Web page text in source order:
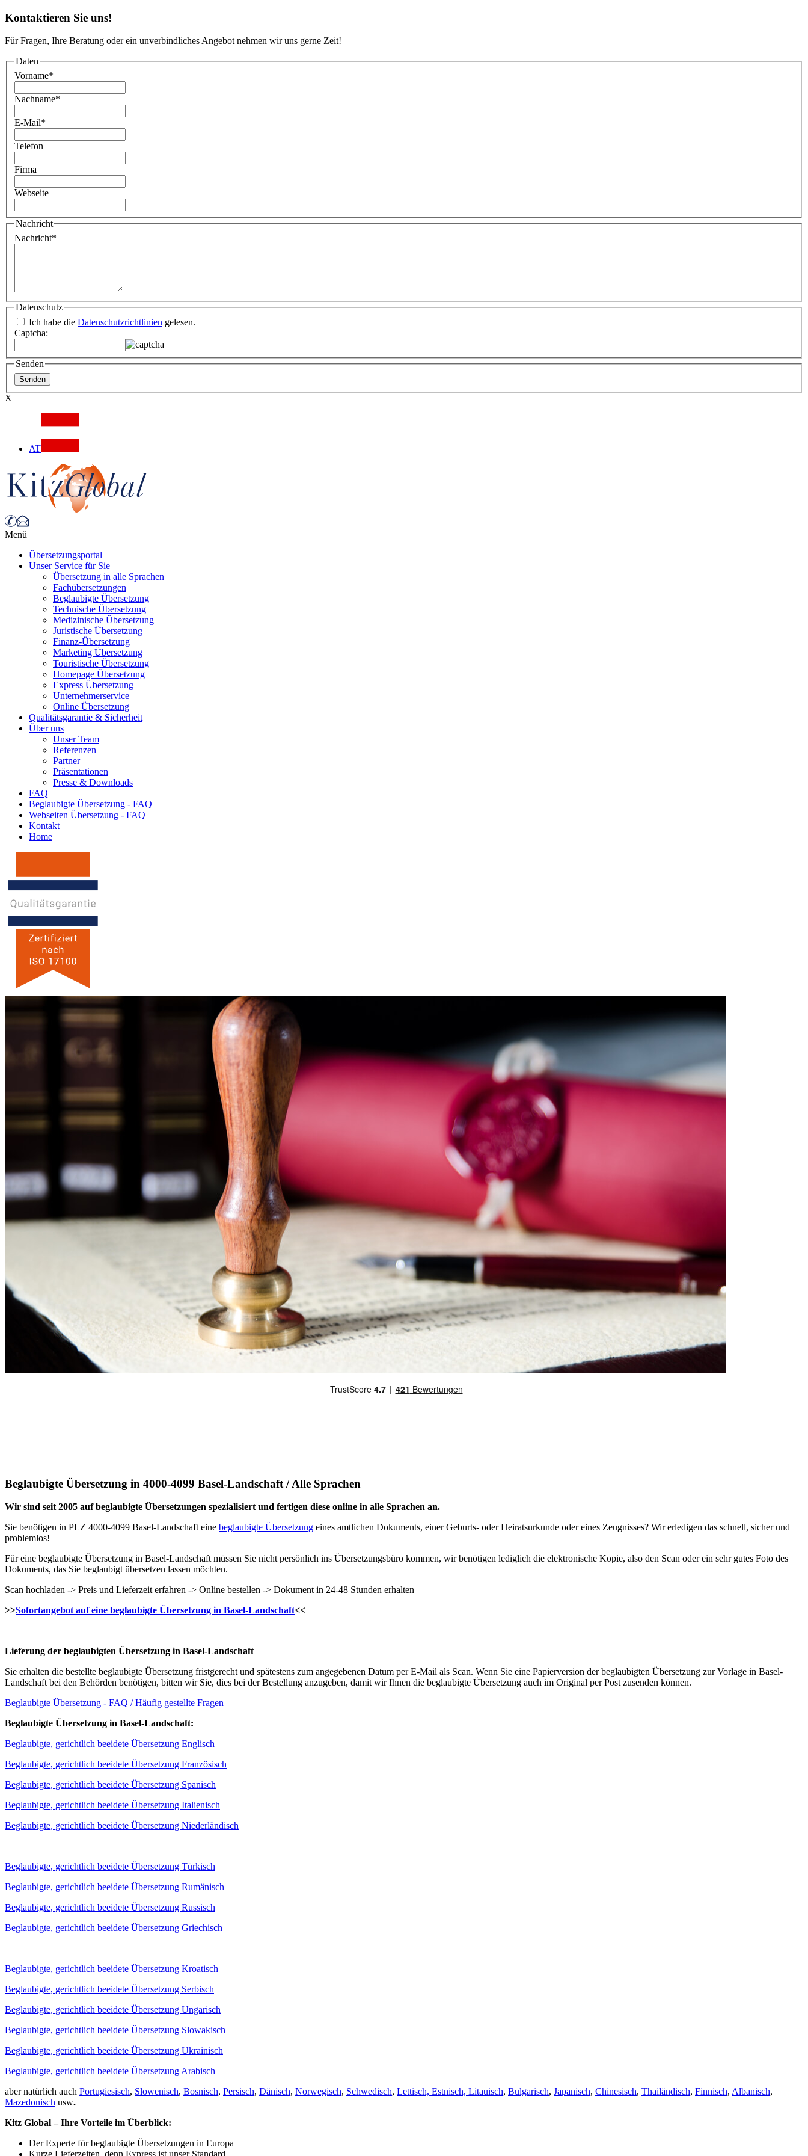
Kontaktieren Sie uns!
Für Fragen, Ihre Beratung oder ein unverbindliches Angebot nehmen wir uns gerne Zeit!
Daten
Vorname*
Nachname*
E-Mail*
Telefon
Firma
Webseite
Nachricht
Nachricht*
Datenschutz
Ich habe die Datenschutzrichtlinien gelesen.
Captcha:
Senden
X
AT
Menü
Übersetzungsportal
Unser Service für Sie
Übersetzung in alle Sprachen
Fachübersetzungen
Beglaubigte Übersetzung
Technische Übersetzung
Medizinische Übersetzung
Juristische Übersetzung
Finanz-Übersetzung
Marketing Übersetzung
Touristische Übersetzung
Homepage Übersetzung
Express Übersetzung
Unternehmerservice
Online Übersetzung
Qualitätsgarantie & Sicherheit
Über uns
Unser Team
Referenzen
Partner
Präsentationen
Presse & Downloads
FAQ
Beglaubigte Übersetzung - FAQ
Webseiten Übersetzung - FAQ
Kontakt
Home
Beglaubigte Übersetzung in 4000-4099 Basel-Landschaft / Alle Sprachen
Wir sind seit 2005 auf beglaubigte Übersetzungen spezialisiert und fertigen diese online in alle Sprachen an.
Sie benötigen in PLZ 4000-4099 Basel-Landschaft eine beglaubigte Übersetzung eines amtlichen Dokuments, einer Geburts- oder Heiratsurkunde oder eines Zeugnisses? Wir erledigen das schnell, sicher und
problemlos!
Für eine beglaubigte Übersetzung in Basel-Landschaft müssen Sie nicht persönlich ins Übersetzungsbüro kommen, wir benötigen lediglich die elektronische Kopie, also den Scan oder ein sehr gutes Foto des
Dokuments, das Sie beglaubigt übersetzen lassen möchten.
Scan hochladen -> Preis und Lieferzeit erfahren -> Online bestellen -> Dokument in 24-48 Stunden erhalten
>>Sofortangebot auf eine beglaubigte Übersetzung in Basel-Landschaft<<
Lieferung der beglaubigten Übersetzung in Basel-Landschaft
Sie erhalten die bestellte beglaubigte Übersetzung fristgerecht und spätestens zum angegebenen Datum per E-Mail als Scan. Wenn Sie eine Papierversion der beglaubigten Übersetzung zur Vorlage in Basel-
Landschaft bei den Behörden benötigen, bitten wir Sie, dies bei der Bestellung anzugeben, damit wir Ihnen die beglaubigte Übersetzung auch im Original per Post zusenden können.
Beglaubigte Übersetzung - FAQ / Häufig gestellte Fragen
Beglaubigte Übersetzung in Basel-Landschaft:
Beglaubigte, gerichtlich beeidete Übersetzung Englisch
Beglaubigte, gerichtlich beeidete Übersetzung Französisch
Beglaubigte, gerichtlich beeidete Übersetzung Spanisch
Beglaubigte, gerichtlich beeidete Übersetzung Italienisch
Beglaubigte, gerichtlich beeidete Übersetzung Niederländisch
Beglaubigte, gerichtlich beeidete Übersetzung Türkisch
Beglaubigte, gerichtlich beeidete Übersetzung Rumänisch
Beglaubigte, gerichtlich beeidete Übersetzung Russisch
Beglaubigte, gerichtlich beeidete Übersetzung Griechisch
Beglaubigte, gerichtlich beeidete Übersetzung Kroatisch
Beglaubigte, gerichtlich beeidete Übersetzung Serbisch
Beglaubigte, gerichtlich beeidete Übersetzung Ungarisch
Beglaubigte, gerichtlich beeidete Übersetzung Slowakisch
Beglaubigte, gerichtlich beeidete Übersetzung Ukrainisch
Beglaubigte, gerichtlich beeidete Übersetzung Arabisch
aber natürlich auch Portugiesisch, Slowenisch, Bosnisch, Persisch, Dänisch, Norwegisch, Schwedisch, Lettisch, Estnisch, Litauisch, Bulgarisch, Japanisch, Chinesisch, Thailändisch, Finnisch, Albanisch,
Mazedonisch usw.
Kitz Global – Ihre Vorteile im Überblick:
Der Experte für beglaubigte Übersetzungen in Europa